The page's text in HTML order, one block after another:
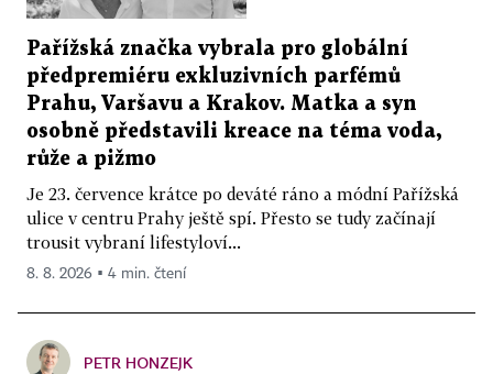
Pařížská značka vybrala pro globální
předpremiéru exkluzivních parfémů
Prahu, Varšavu a Krakov. Matka a syn
osobně představili kreace na téma voda,
růže a pižmo
Je 23. července krátce po deváté ráno a módní Pařížská
ulice v centru Prahy ještě spí. Přesto se tudy začínají
trousit vybraní lifestyloví...
8. 8. 2026 ▪ 4 min. čtení
PETR HONZEJK